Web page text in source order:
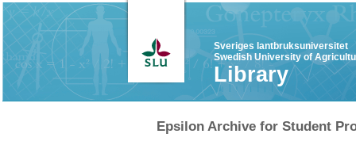
Sveriges lantbruksuniversitet
Swedish University of
Library
Epsilon Archive for Student